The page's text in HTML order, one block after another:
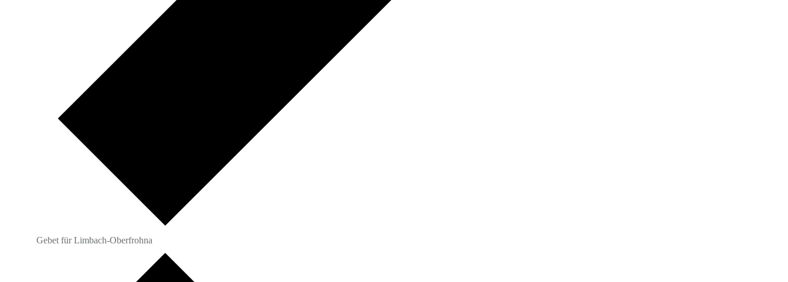
Gebet für Limbach-Oberfrohna